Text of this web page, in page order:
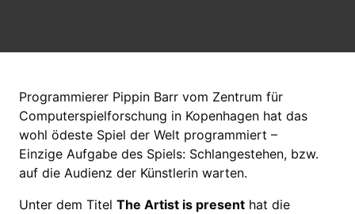
Programmierer Pippin Barr vom Zentrum für
Computerspielforschung in Kopenhagen hat das
wohl ödeste Spiel der Welt programmiert –
Einzige Aufgabe des Spiels: Schlangestehen, bzw.
auf die Audienz der Künstlerin warten.
Unter dem Titel The Artist is present hat die